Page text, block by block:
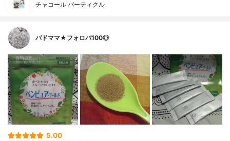
チャコール パーティクル
バドママ★フォロバ100◎
5.00